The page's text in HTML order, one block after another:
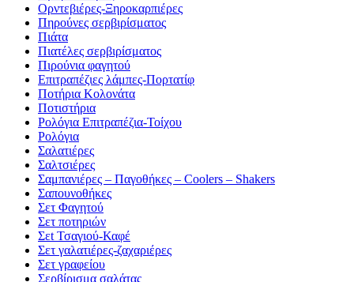
Ορντεβιέρες-Ξηροκαρπιέρες
Πηρούνες σερβιρίσματος
Πιάτα
Πιατέλες σερβιρίσματος
Πιρούνια φαγητού
Επιτραπέζιες λάμπες-Πορτατίφ
Ποτήρια Κολονάτα
Ποτιστήρια
Ρολόγια Επιτραπέζια-Τοίχου
Ρολόγια
Σαλατιέρες
Σαλτσιέρες
Σαμπανιέρες – Παγοθήκες – Coolers – Shakers
Σαπουνοθήκες
Σετ Φαγητού
Σετ ποτηριών
Σεt Τσαγιού-Καφέ
Σετ γαλατιέρες-ζαχαριέρες
Σετ γραφείου
Σερβίρισμα σαλάτας